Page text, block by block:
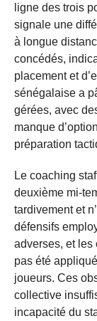
ligne des trois
signale une
à longue
concédés,
placement et
sénégalaise a
gérées, avec
manque
préparation
Le coaching
deuxième mi-
tardivement et
défensifs
adverses, et les
pas été
joueurs. Ces
collective
incapacité du